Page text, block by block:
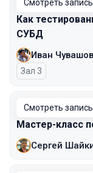
Смотреть запись
Как
СУБД
Иван Чувашов
Зал 3
Смотреть запись
Мастер-класс
Сергей